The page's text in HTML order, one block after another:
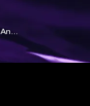
Anmelden